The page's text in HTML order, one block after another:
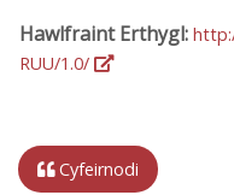
Hawlfraint Erthygl:
RUU/1.0/
Cyfeirnodi